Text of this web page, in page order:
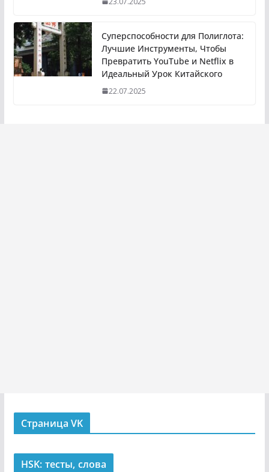
Суперспособности для Полиглота:
Лучшие Инструменты, Чтобы
Превратить YouTube и Netflix в
Идеальный Урок Китайского
22.07.2025
Страница VK
HSK: тесты, слова